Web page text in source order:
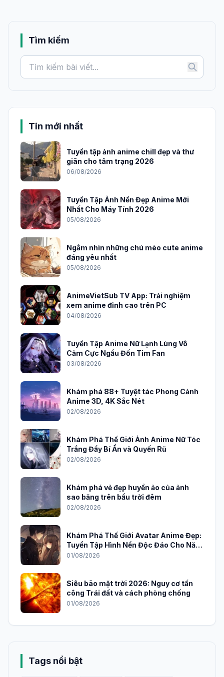
Tìm kiếm
Tin mới nhất
Tuyển tập ảnh anime chill đẹp và thư
giãn cho tâm trạng 2026
06/08/2026
Tuyển Tập Ảnh Nền Đẹp Anime Mới
Nhất Cho Máy Tính 2026
05/08/2026
Ngắm nhìn những chú mèo cute anime
đáng yêu nhất
05/08/2026
AnimeVietSub TV App: Trải nghiệm
xem anime đỉnh cao trên PC
04/08/2026
Tuyển Tập Anime Nữ Lạnh Lùng Vô
Cảm Cực Ngầu Đốn Tim Fan
03/08/2026
Khám phá 88+ Tuyệt tác Phong Cảnh
Anime 3D, 4K Sắc Nét
02/08/2026
Khám Phá Thế Giới Ảnh Anime Nữ Tóc
Trắng Đầy Bí Ẩn và Quyến Rũ
02/08/2026
Khám phá vẻ đẹp huyền ảo của ảnh
sao băng trên bầu trời đêm
02/08/2026
Khám Phá Thế Giới Avatar Anime Đẹp:
Tuyển Tập Hình Nền Độc Đáo Cho Năm
2026
01/08/2026
Siêu bão mặt trời 2026: Nguy cơ tấn
công Trái đất và cách phòng chống
01/08/2026
Tags nổi bật